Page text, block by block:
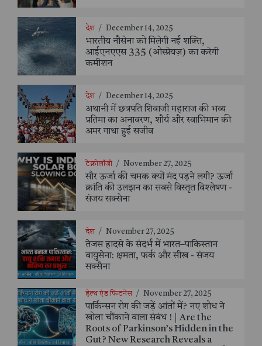
देश / December 14, 2025
भारतीय नौसेना को मिलेगी नई शक्ति,
आईएनएएस 335 (ओस्प्रेयज़) का करेगी
कमीशन
देश / December 14, 2025
अथानी में छत्रपति शिवाजी महाराज की भव्य
प्रतिमा का अनावरण, शौर्य और स्वाभिमान की
अमर गाथा हुई सजीव
टेक्नोलॉजी / November 27, 2025
सौर ऊर्जा की चमक क्यों मंद पड़ने लगी? ऊर्जा
क्रांति की उलझन का सबसे विस्तृत विश्लेषण -
संजय सक्सेना
देश / November 27, 2025
तेजस हादसे के संदर्भ में भारत–पाकिस्तान
वायुसेना: क्षमता, फर्क और सीख - संजय
सक्सैना
हेल्थ एंड फिटनेस / November 27, 2025
पार्किन्सन रोग की जड़ें आंतों में? नए शोध ने
खोला चौंकाने वाला संबंध ! | Are the
Roots of Parkinson’s Hidden in the
Gut? New Research Reveals a